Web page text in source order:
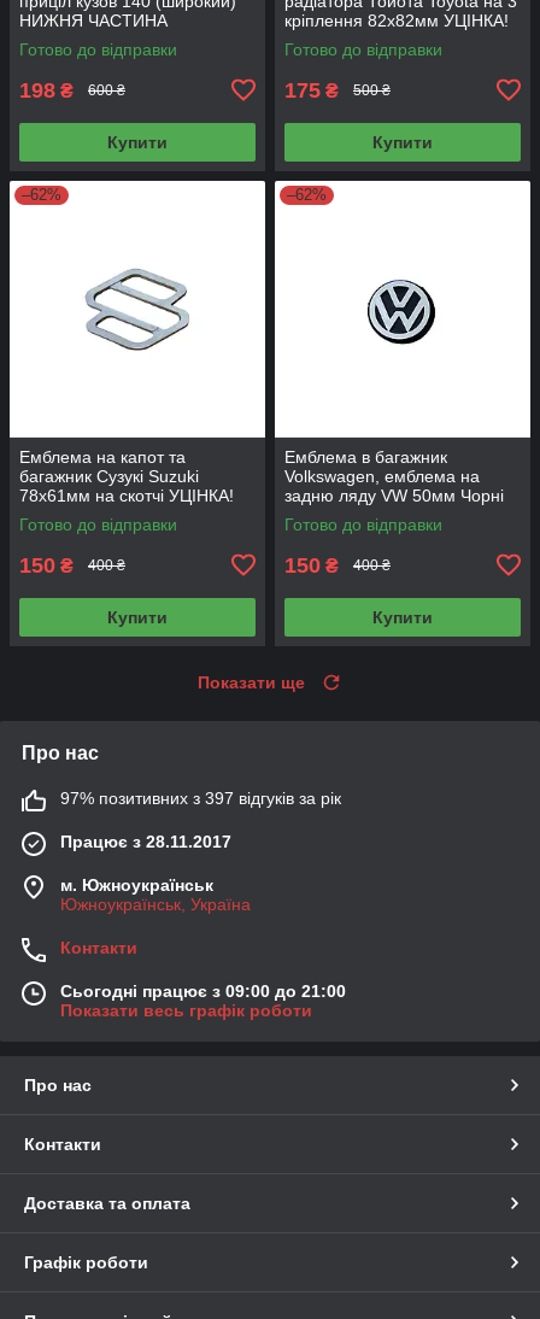
НИЖНЯ ЧАСТИНА
Готово до відправки
198 ₴ 600 ₴
Купити
кріплення 82х82мм УЦІНКА!
Готово до відправки
175 ₴ 500 ₴
Купити
–62%
Емблема на капот та
багажник Сузукі Suzuki
78х61мм на скотчі УЦІНКА!
Готово до відправки
150 ₴ 400 ₴
Купити
–62%
Емблема в багажник
Volkswagen, емблема на
задню ляду VW 50мм Чорні
УЦІНКА!
Готово до відправки
150 ₴ 400 ₴
Купити
Показати ще
Про нас
97% позитивних з 397 відгуків за рік
Працює з 28.11.2017
м. Южноукраїнськ
Южноукраїнськ, Україна
Контакти
Сьогодні працює з 09:00 до 21:00
Показати весь графік роботи
Про нас
Контакти
Доставка та оплата
Графік роботи